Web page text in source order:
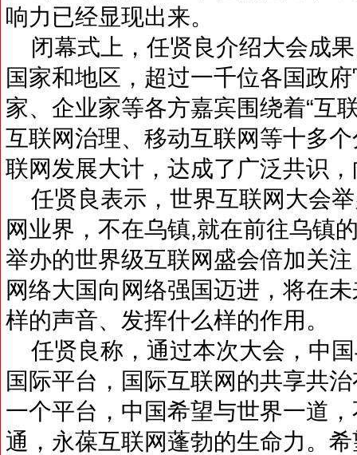
响力已经显现出来。
闭幕式上，任贤良介绍大会成
国家和地区，超过一千位各国政
家、企业家等各方嘉宾围绕着“互
互联网治理、移动互联网等十多
联网发展大计，达成了广泛共识
任贤良表示，世界互联网大会
网业界，不在乌镇,就在前往乌镇
举办的世界级互联网盛会倍加关
网络大国向网络强国迈进，将在
样的声音、发挥什么样的作用。
任贤良称，通过本次大会，中
国际平台，国际互联网的共享共
一个平台，中国希望与世界一道
通，永葆互联网蓬勃的生命力。